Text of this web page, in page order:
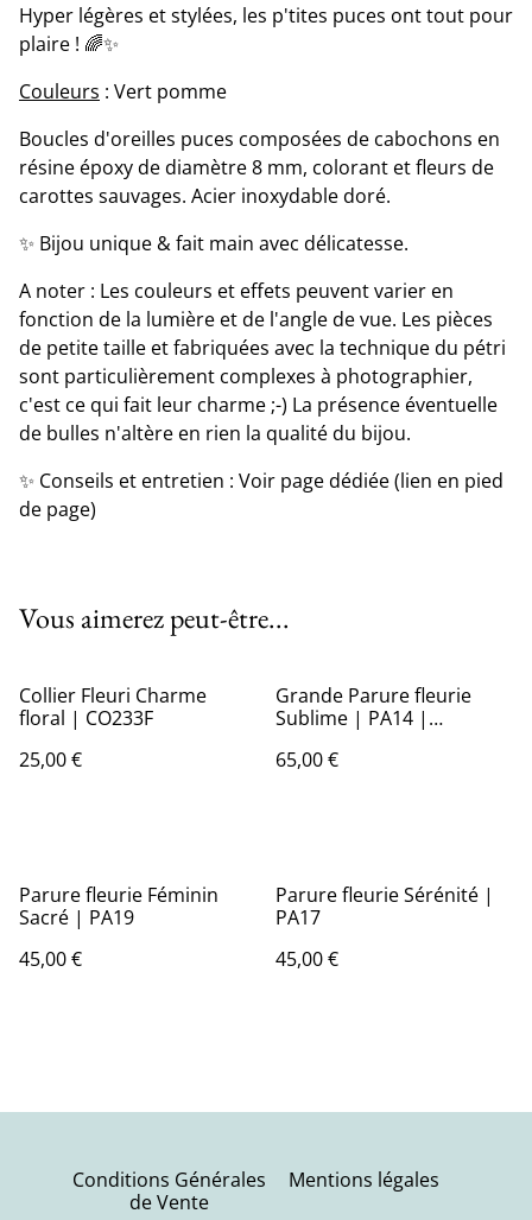
Hyper légères et stylées, les p'tites puces ont tout pour
plaire ! 🌈✨
Couleurs : Vert pomme
Boucles d'oreilles puces composées de cabochons en
résine époxy de diamètre 8 mm, colorant et fleurs de
carottes sauvages. Acier inoxydable doré.
✨ Bijou unique & fait main avec délicatesse.
A noter : Les couleurs et effets peuvent varier en
fonction de la lumière et de l'angle de vue. Les pièces
de petite taille et fabriquées avec la technique du pétri
sont particulièrement complexes à photographier,
c'est ce qui fait leur charme ;-) La présence éventuelle
de bulles n'altère en rien la qualité du bijou.
✨ Conseils et entretien : Voir page dédiée (lien en pied
de page)
Vous aimerez peut-être...
Collier Fleuri Charme
floral | CO233F
25,00 €
Grande Parure fleurie
Sublime | PA14 |
65,00 €
Parure fleurie Féminin
Sacré | PA19
45,00 €
Parure fleurie Sérénité |
PA17
45,00 €
Conditions Générales
de Vente
Mentions légales